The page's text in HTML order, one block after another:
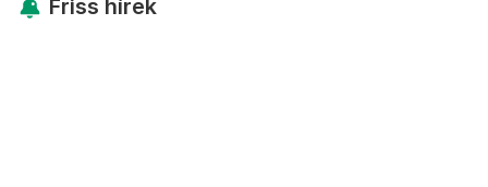
Friss hírek